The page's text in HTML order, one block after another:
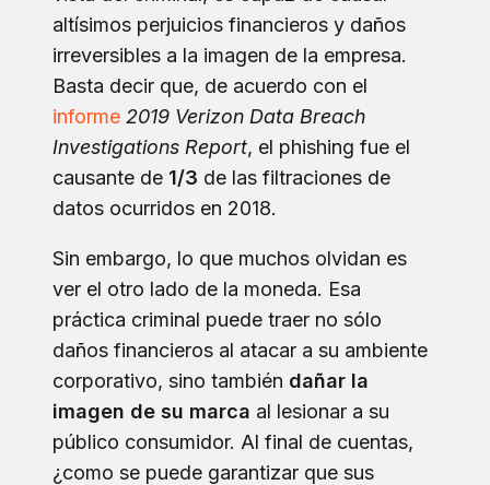
altísimos perjuicios financieros y daños
irreversibles a la imagen de la empresa.
Basta decir que, de acuerdo con el
informe 2019 Verizon Data Breach
Investigations Report, el phishing fue el
causante de 1/3 de las filtraciones de
datos ocurridos en 2018.
Sin embargo, lo que muchos olvidan es
ver el otro lado de la moneda. Esa
práctica criminal puede traer no sólo
daños financieros al atacar a su ambiente
corporativo, sino también dañar la
imagen de su marca al lesionar a su
público consumidor. Al final de cuentas,
¿como se puede garantizar que sus